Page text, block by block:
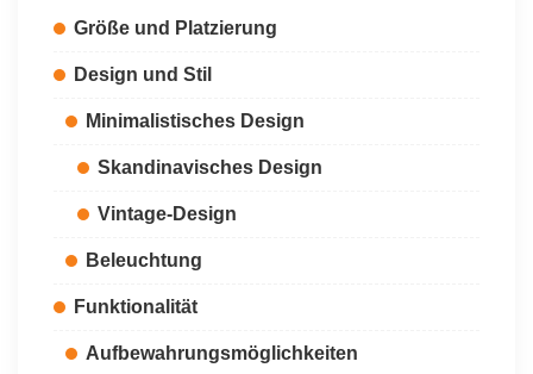
Größe und Platzierung
Design und Stil
Minimalistisches Design
Skandinavisches Design
Vintage-Design
Beleuchtung
Funktionalität
Aufbewahrungsmöglichkeiten